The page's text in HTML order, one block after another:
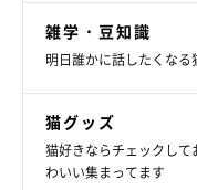
雑学・豆知識
明日誰かに話したくなる
猫グッズ
猫好きならチェックし
わいい集まってます